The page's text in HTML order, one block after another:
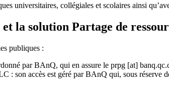
universitaires, collégiales et scolaires ainsi
la solution Partage de
publiques :
par BAnQ, qui en assure le prpg [at]
: son accès est géré par BAnQ qui, sous